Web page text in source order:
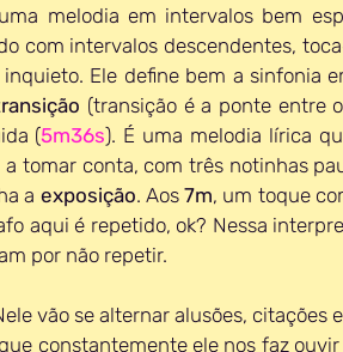
melodia em intervalos bem
com intervalos descendentes,
Ele define bem a sinfonia
(transição é a ponte entre
(5m36s). É uma melodia lírica
tomar conta, com três notinhas
a exposição. Aos 7m, um toque
aqui é repetido, ok? Nessa
por não repetir.
vão se alternar alusões, citações
constantemente ele nos faz